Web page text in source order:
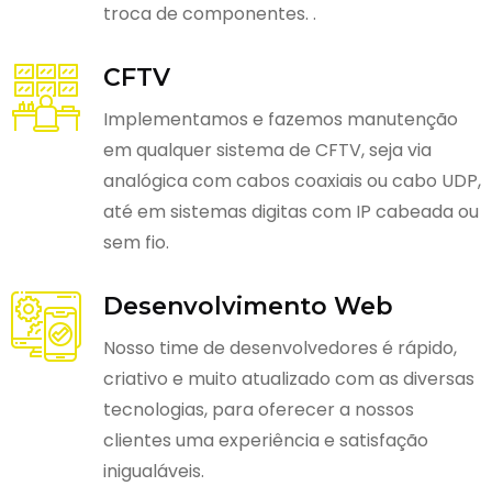
troca de componentes. .
CFTV
Implementamos e fazemos manutenção
em qualquer sistema de CFTV, seja via
analógica com cabos coaxiais ou cabo UDP,
até em sistemas digitas com IP cabeada ou
sem fio.
Desenvolvimento Web
Nosso time de desenvolvedores é rápido,
criativo e muito atualizado com as diversas
tecnologias, para oferecer a nossos
clientes uma experiência e satisfação
inigualáveis.